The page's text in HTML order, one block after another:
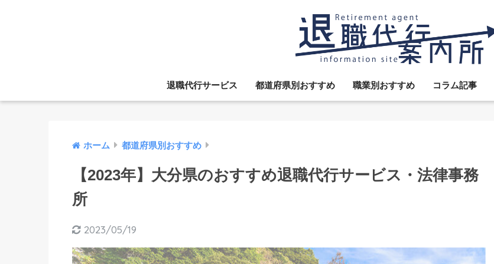
退職代行サービス 都道府県別おすすめ 職業別おすすめ コラム記事
ホーム 都道府県別おすすめ
【2023年】大分県のおすすめ退職代行サービス・法律事務
所
2023/05/19